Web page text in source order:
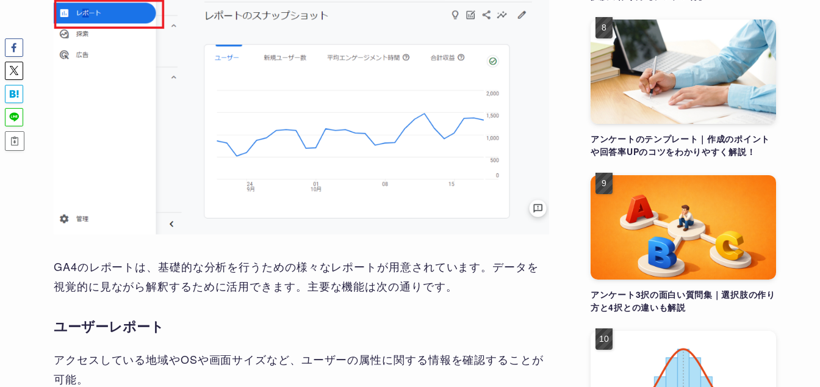
GA4のレポートは、基礎的な分析を行うための様々なレポートが用意されています。データを
視覚的に見ながら解釈するために活用できます。主要な機能は次の通りです。
ユーザーレポート
アクセスしている地域やOSや画面サイズなど、ユーザーの属性に関する情報を確認することが
可能。
アンケートのテンプレート｜作成のポイント
や回答率UPのコツをわかりやすく解説！
アンケート3択の面白い質問集｜選択肢の作り
方と4択との違いも解説